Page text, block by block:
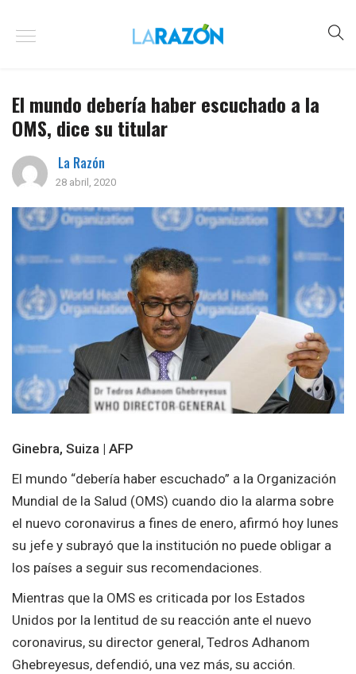
El mundo debería haber escuchado a la
OMS, dice su titular
La Razón
28 abril, 2020
Ginebra, Suiza | AFP
El mundo “debería haber escuchado” a la Organización
Mundial de la Salud (OMS) cuando dio la alarma sobre
el nuevo coronavirus a fines de enero, afirmó hoy lunes
su jefe y subrayó que la institución no puede obligar a
los países a seguir sus recomendaciones.
Mientras que la OMS es criticada por los Estados
Unidos por la lentitud de su reacción ante el nuevo
coronavirus, su director general, Tedros Adhanom
Ghebreyesus, defendió, una vez más, su acción.